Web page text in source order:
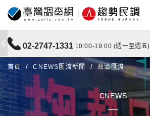
02-2747-1331 10:00-19:00 (週一至週五)
首頁 CNEWS匯流新聞 政治匯流
CNEWS